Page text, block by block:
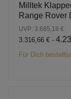
Milltek
Range Rover
UVP: 3.685,18 €
3.316,66 € -
Für Dich